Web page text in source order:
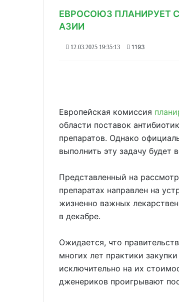
ЕВРОСОЮЗ ПЛАНИРУЕТ
АЗИИ
12.03.2025 19:35:13 1193
Европейская комиссия
области поставок
препаратов. Однако
выполнить эту задачу будет
Представленный на
препаратах направлен на
жизненно важных
в декабре.
Ожидается, что
многих лет практики
исключительно на их
дженериков проигрывают